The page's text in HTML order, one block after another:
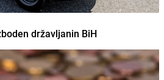
državljanin BiH